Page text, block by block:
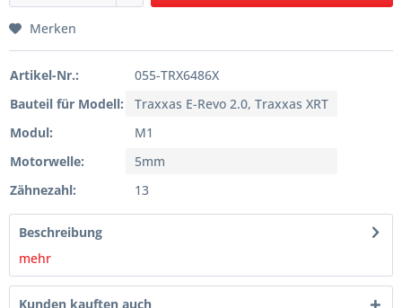
Merken
Artikel-Nr.:
055-TRX6486X
Bauteil für Modell:
Traxxas E-Revo 2.0, Traxxas XRT
Modul:
M1
Motorwelle:
5mm
Zähnezahl:
13
Beschreibung
mehr
Kunden kauften auch